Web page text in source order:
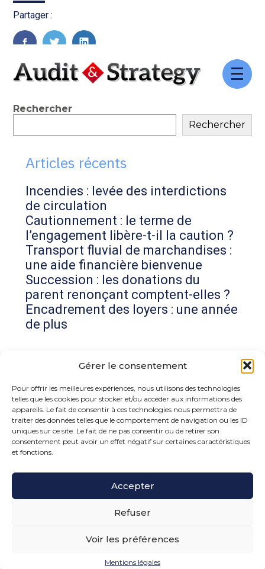
Gérer le consentement
Pour offrir les meilleures expériences, nous utilisons des technologies
telles que les cookies pour stocker et/ou accéder aux informations des
appareils. Le fait de consentir à ces technologies nous permettra de
traiter des données telles que le comportement de navigation ou les ID
uniques sur ce site. Le fait de ne pas consentir ou de retirer son
consentement peut avoir un effet négatif sur certaines caractéristiques
et fonctions.
Accepter
Refuser
Voir les préférences
Mentions légales
Aller
Partager :
Blog
sidebar
Rechercher
Rechercher
Articles récents
Incendies : levée des interdictions
de circulation
Cautionnement : le terme de
l’engagement libère-t-il la caution ?
Transport fluvial de marchandises :
une aide financière bienvenue
Succession : les donations du
parent renonçant comptent-elles ?
Encadrement des loyers : une année
de plus
Commentaires récents
Aucun commentaire à afficher.
15 rue de la Bonne Rencontre – 77860 Quincy
Voisins
PLAN DU SITE
Conception et réalisation